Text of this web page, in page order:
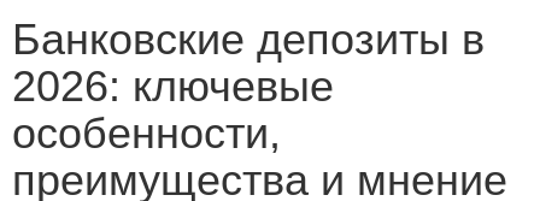
Банковские депозиты в
2026: ключевые
особенности,
преимущества и мнение